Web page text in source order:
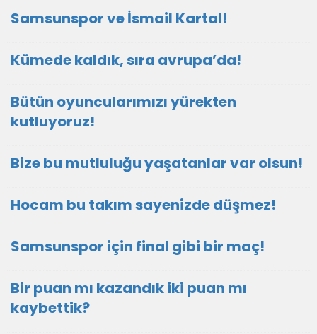
Samsunspor ve İsmail Kartal!
Kümede kaldık, sıra avrupa’da!
Bütün oyuncularımızı yürekten
kutluyoruz!
Bize bu mutluluğu yaşatanlar var olsun!
Hocam bu takım sayenizde düşmez!
Samsunspor için final gibi bir maç!
Bir puan mı kazandık iki puan mı
kaybettik?